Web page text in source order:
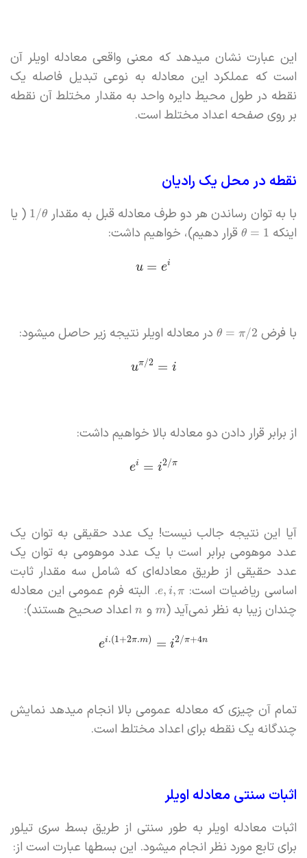
این عبارت نشان میدهد که معنی واقعی معادله اویلر آن
است که عملکرد این معادله به نوعی تبدیل فاصله یک
نقطه در طول محیط دایره واحد به مقدار مختلط آن نقطه
بر روی صفحه اعداد مختلط است.
نقطه در محل یک رادیان
با به توان رساندن هر دو طرف معادله قبل به مقدار 1/θ
( یا
اینکه
θ = 1 قرار دهیم)، خواهیم داشت:
u = ei
با فرض θ = π/2 در معادله اویلر نتیجه زیر حاصل میشود:
uπ/2 = i
از برابر قرار دادن دو معادله بالا خواهیم داشت:
ei = i2/π
آیا این نتیجه جالب نیست! یک عدد حقیقی به توان یک
عدد موهومی برابر است با یک عدد موهومی به توان یک
عدد حقیقی از طریق معادله‌ای که شامل سه مقدار ثابت
اساسی ریاضیات است:
e, i, π
. البته فرم عمومی این معادله
چندان زیبا به نظر نمی‌آید (m و nاعداد صحیح هستند):
ei.(1+2π.m) = i2/π+4n
تمام آن چیزی که معادله عمومی بالا انجام میدهد نمایش
چندگانه یک نقطه برای اعداد مختلط است.
اثبات سنتی معادله اویلر
اثبات معادله اویلر به طور سنتی از طریق بسط سری تیلور
برای تابع مورد نظر انجام میشود. این بسطها عبارت است از: